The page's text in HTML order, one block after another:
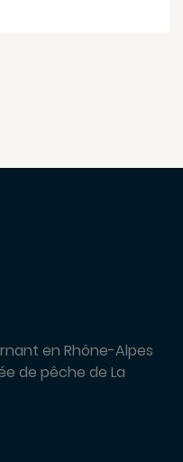
en Rhône-Alpes
de pêche de La